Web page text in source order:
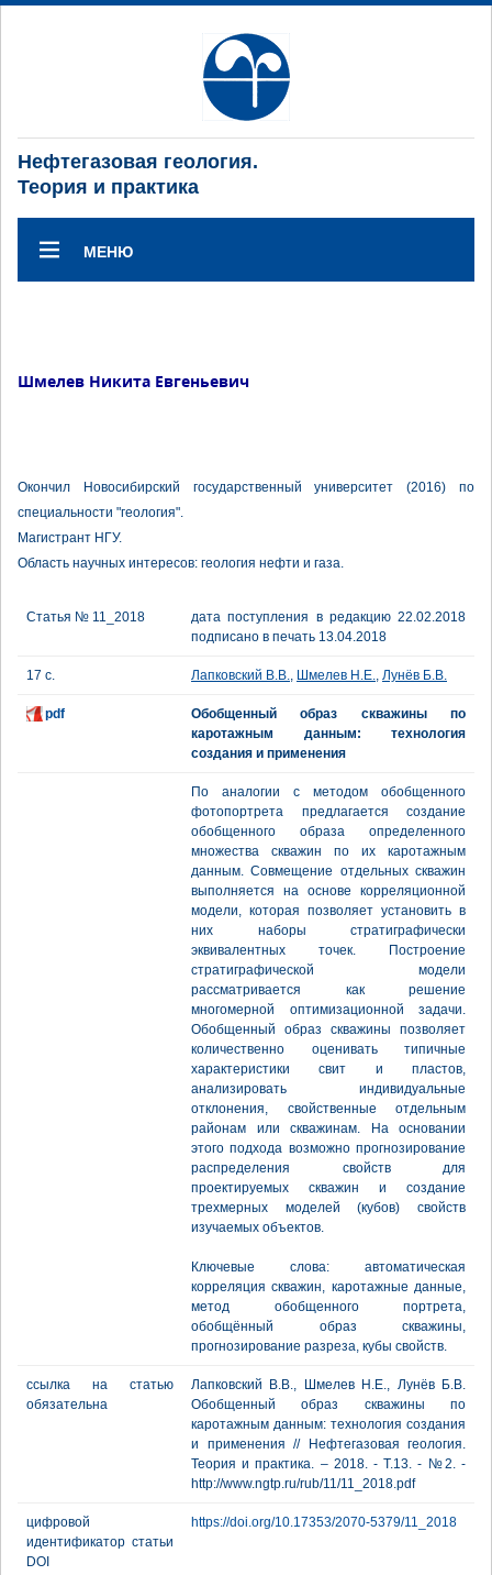
Нефтегазовая геология.
Теория и практика
МЕНЮ
Шмелев Никита Евгеньевич
Окончил Новосибирский государственный университет (2016) по
специальности "геология".
Магистрант НГУ.
Область научных интересов: геология нефти и газа.
Статья № 11_2018
дата поступления в редакцию 22.02.2018
подписано в печать 13.04.2018
17 с. Лапковский В.В., Шмелев Н.Е., Лунёв Б.В.
pdf
Обобщенный образ скважины по
каротажным данным: технология
создания и применения
По аналогии с методом обобщенного
фотопортрета предлагается создание
обобщенного образа определенного
множества скважин по их каротажным
данным. Совмещение отдельных скважин
выполняется на основе корреляционной
модели, которая позволяет установить в
них наборы стратиграфически
эквивалентных точек. Построение
стратиграфической модели
рассматривается как решение
многомерной оптимизационной задачи.
Обобщенный образ скважины позволяет
количественно оценивать типичные
характеристики свит и пластов,
анализировать индивидуальные
отклонения, свойственные отдельным
районам или скважинам. На основании
этого подхода возможно прогнозирование
распределения свойств для
проектируемых скважин и создание
трехмерных моделей (кубов) свойств
изучаемых объектов.
Ключевые слова: автоматическая
корреляция скважин, каротажные данные,
метод обобщенного портрета,
обобщённый образ скважины,
прогнозирование разреза, кубы свойств.
ссылка на статью
обязательна
Лапковский В.В., Шмелев Н.Е., Лунёв Б.В.
Обобщенный образ скважины по
каротажным данным: технология создания
и применения // Нефтегазовая геология.
Теория и практика. – 2018. - Т.13. - №2. -
http://www.ngtp.ru/rub/11/11_2018.pdf
цифровой
идентификатор статьи
DOI
https://doi.org/10.17353/2070-5379/11_2018